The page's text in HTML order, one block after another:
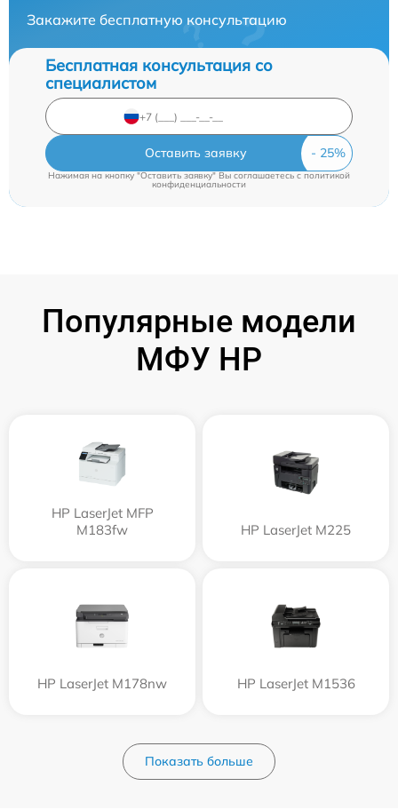
Закажите бесплатную консультацию
Бесплатная консультация со
специалистом
Оставить заявку
Нажимая на кнопку "Оставить заявку" Вы соглашаетесь cполитикой
конфиденциальности
Популярные модели
МФУ HP
HP LaserJet MFP
M183fw
HP LaserJet M225
HP LaserJet M178nw HP LaserJet M1536
Показать больше